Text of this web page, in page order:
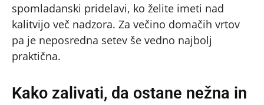
spomladanski pridelavi, ko želite imeti nad
kalitvijo več nadzora. Za večino domačih vrtov
pa je neposredna setev še vedno najbolj
praktična.
Kako zalivati, da ostane nežna in